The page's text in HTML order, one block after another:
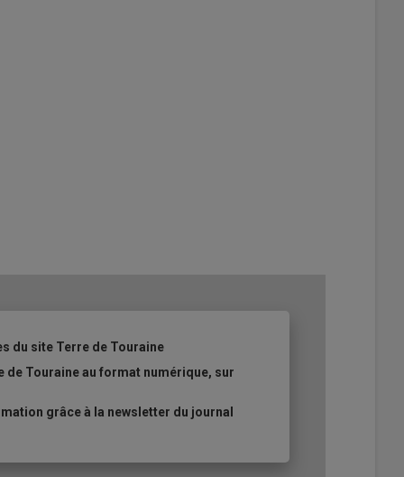
du site Terre de Touraine
de Touraine au format numérique, sur
grâce à la newsletter du journal